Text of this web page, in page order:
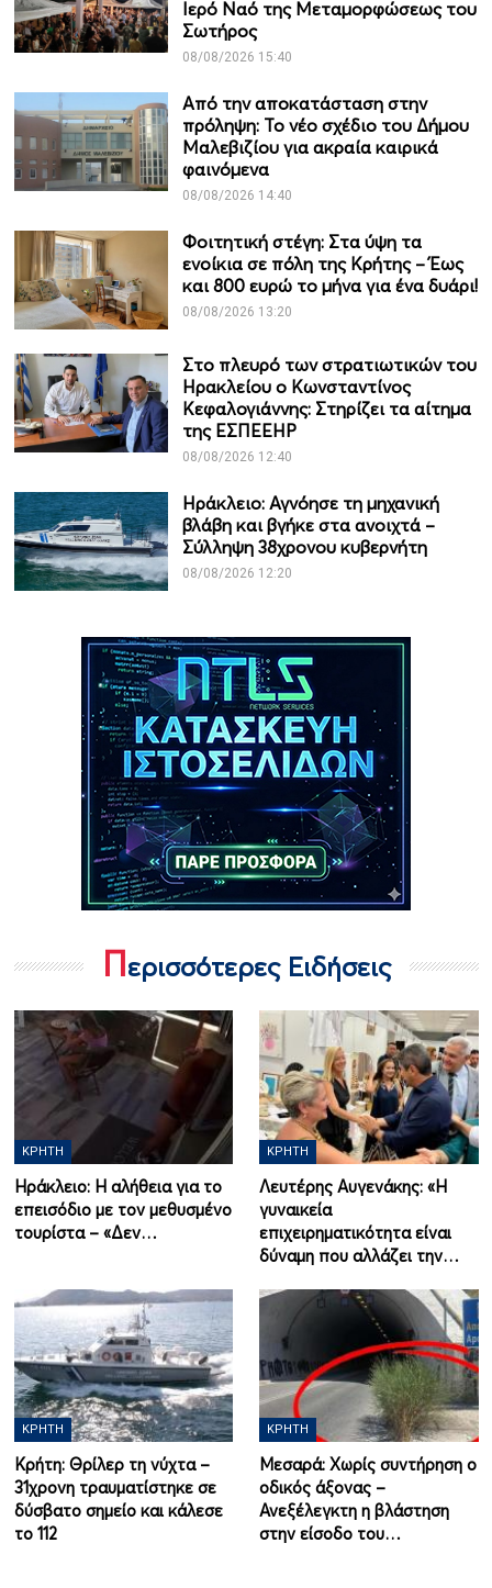
Ιερό Ναό της Μεταμορφώσεως του
Σωτήρος
08/08/2026 15:40
Από την αποκατάσταση στην
πρόληψη: Το νέο σχέδιο του Δήμου
Μαλεβιζίου για ακραία καιρικά
φαινόμενα
08/08/2026 14:40
Φοιτητική στέγη: Στα ύψη τα
ενοίκια σε πόλη της Κρήτης – Έως
και 800 ευρώ το μήνα για ένα δυάρι!
08/08/2026 13:20
Στο πλευρό των στρατιωτικών του
Ηρακλείου ο Κωνσταντίνος
Κεφαλογιάννης: Στηρίζει τα αίτημα
της ΕΣΠΕΕΗΡ
08/08/2026 12:40
Ηράκλειο: Αγνόησε τη μηχανική
βλάβη και βγήκε στα ανοιχτά –
Σύλληψη 38χρονου κυβερνήτη
08/08/2026 12:20
Περισσότερες Ειδήσεις
ΚΡΉΤΗ
Ηράκλειο: Η αλήθεια για το
επεισόδιο με τον μεθυσμένο
τουρίστα – «Δεν…
ΚΡΉΤΗ
Λευτέρης Αυγενάκης: «Η
γυναικεία
επιχειρηματικότητα είναι
δύναμη που αλλάζει την…
ΚΡΉΤΗ
Κρήτη: Θρίλερ τη νύχτα –
31χρονη τραυματίστηκε σε
δύσβατο σημείο και κάλεσε
το 112
ΚΡΉΤΗ
Μεσαρά: Χωρίς συντήρηση ο
οδικός άξονας –
Ανεξέλεγκτη η βλάστηση
στην είσοδο του…